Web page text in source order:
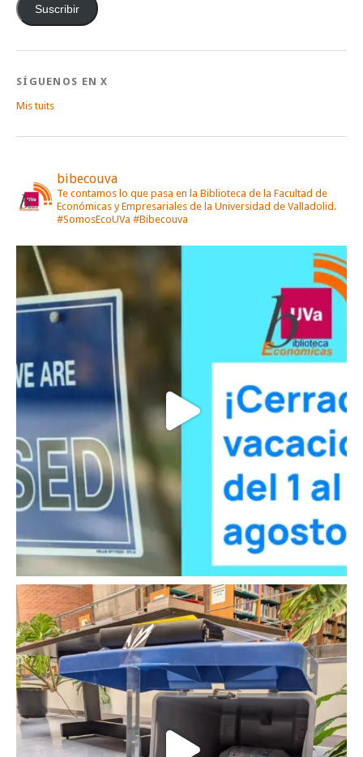
correo
electrónico
Suscribir
SÍGUENOS EN X
Mis tuits
bibecouva
Te contamos lo que pasa en la Biblioteca de la Facultad de
Económicas y Empresariales de la Universidad de Valladolid.
#SomosEcoUVa #Bibecouva